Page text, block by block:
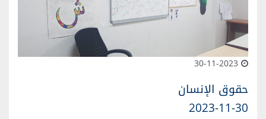
حقوق الإنسان
2023-11-30